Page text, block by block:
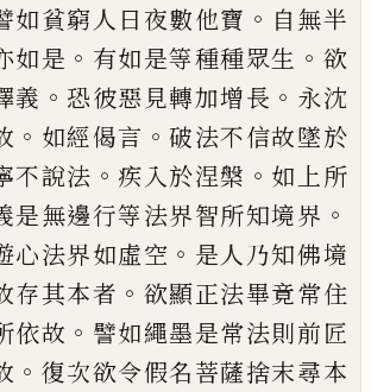
如貧窮人日夜數他寶 。 自無半
如是 。 有如是等種種眾生 。 欲
義 。 恐彼惡見轉加增長 。 永沈
。 如經偈言 。破法不信故墜於
不說法 。 疾入於涅槃 。 如上所
是無邊行等法界智所知境界 。
心法界如虛空 。 是人乃知佛境
存其本者 。 欲顯正法畢竟常住
依故 。 譬如繩墨是常法則前匠
。 復次欲令假名菩薩捨末尋本